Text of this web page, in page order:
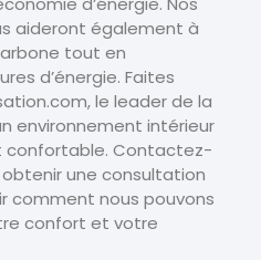
aideront également à
tout en
d’énergie. Faites
le leader de la
environnement intérieur
Contactez-
obtenir une consultation
comment nous pouvons
confort et votre